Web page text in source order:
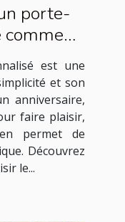
porte-
comme
?
est une
et son
anniversaire,
faire plaisir,
permet de
Découvrez
le...